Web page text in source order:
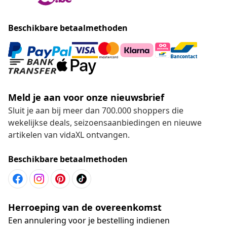
Beschikbare betaalmethoden
Meld je aan voor onze nieuwsbrief
Sluit je aan bij meer dan 700.000 shoppers die
wekelijkse deals, seizoensaanbiedingen en nieuwe
artikelen van vidaXL ontvangen.
Beschikbare betaalmethoden
Herroeping van de overeenkomst
Een annulering voor je bestelling indienen